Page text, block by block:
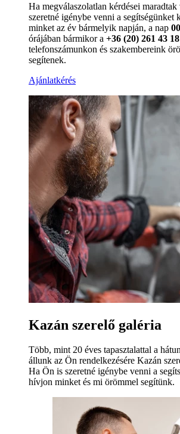
Ha megválaszolatlan kérdései
szeretné igénybe venni a segítségünket
minket az év bármelyik napján, a nap
órájában bármikor a +36 (20) 261 43 18
telefonszámunkon és szakembereink
segítenek.
Ajánlatkérés
Kazán szerelő galéria
Több, mint 20 éves tapasztalattal a
állunk az Ön rendelkezésére Kazán
Ha Ön is szeretné igénybe venni a
hívjon minket és mi örömmel segítünk.